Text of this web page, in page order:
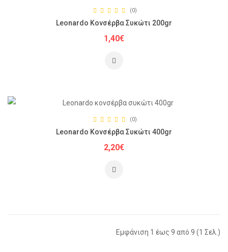
(0)
Leonardo Κονσέρβα Συκώτι 200gr
1,40€
(0)
Leonardo Κονσέρβα Συκώτι 400gr
2,20€
Εμφάνιση 1 έως 9 από 9 (1 Σελ.)